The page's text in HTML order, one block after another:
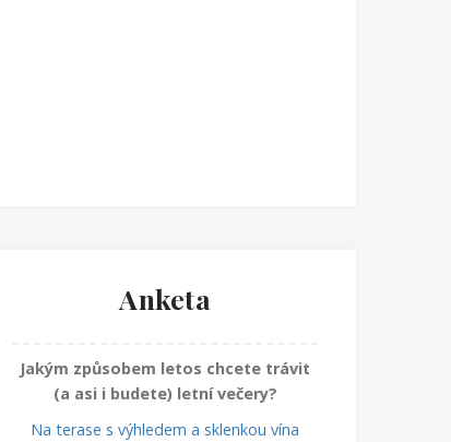
Anketa
Jakým způsobem letos chcete trávit
(a asi i budete) letní večery?
Na terase s výhledem a sklenkou vína